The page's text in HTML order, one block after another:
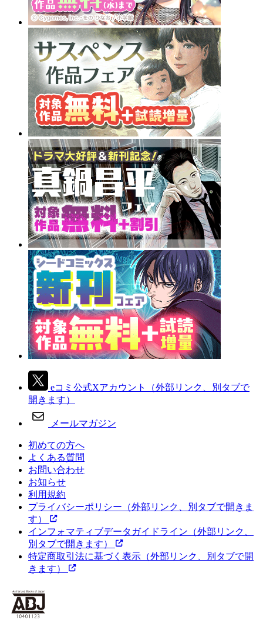
eコミ公式Xアカウント
（外部リンク、別タブで
開きます）
メールマガジン
初めての方へ
よくある質問
お問い合わせ
お知らせ
利用規約
プライバシーポリシー （外部リンク、別タブで開きま
す）
インフォマティブデータガイドライン （外部リンク、
別タブで開きます）
特定商取引法に基づく表示 （外部リンク、別タブで開
きます）